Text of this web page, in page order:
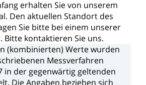
erhalten Sievon unserem
Den aktuellen Standort des
Sie bitte bei einem unserer
Bitte kontaktieren Sie uns.
(kombinierten) Wertewurden
Messverfahren
in der gegenwärtig geltenden
DieAngaben beziehen sich